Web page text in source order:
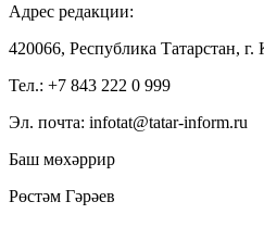
Адрес редакции:
420066, Республика Татарстан, г.
Тел.: +7 843 222 0 999
Эл. почта: infotat@tatar-inform.ru
Баш мөхәррир
Рөстәм Гәрәев